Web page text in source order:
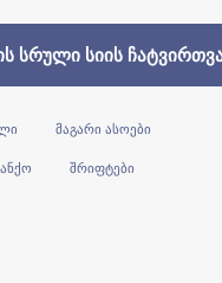
სრული სიის
მაგარი ასოები
შრიფტები